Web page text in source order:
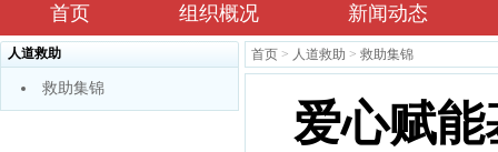
首页 组织概况 新闻动态
人道救助
救助集锦
首页 > 人道救助 > 救助集锦
爱心赋